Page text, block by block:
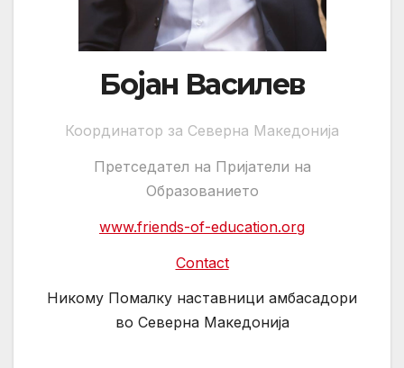
Бојан Василев
Координатор за Северна Македонија
Претседател на Пријатели на
Образованието
www.friends-of-education.org
Contact
Никому Помалку наставници амбасадори
во Северна Македонија